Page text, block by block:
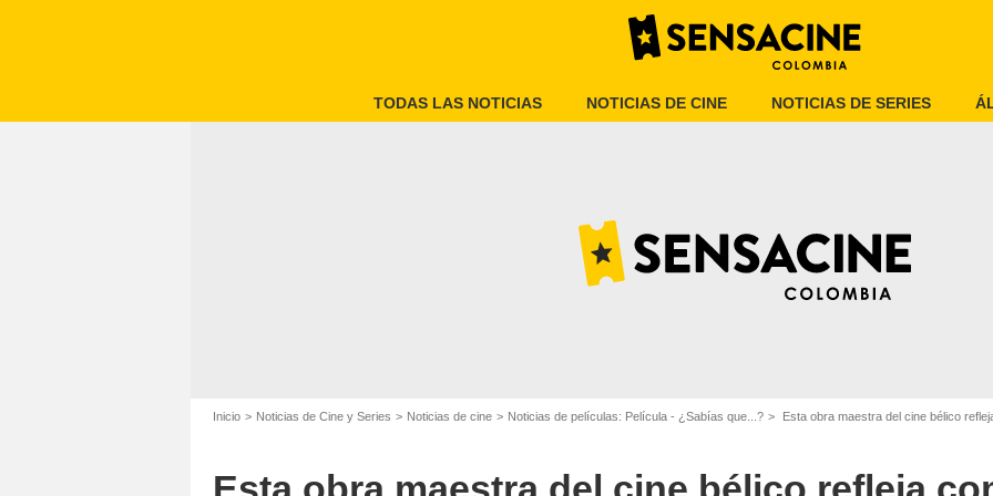
TODAS LAS NOTICIAS NOTICIAS DE CINE NOTICIAS DE SERIES
Inicio Noticias de Cine y Series Noticias de cine Noticias de películas: Película - ¿Sabías que...? Esta obra maestra del cine bélico